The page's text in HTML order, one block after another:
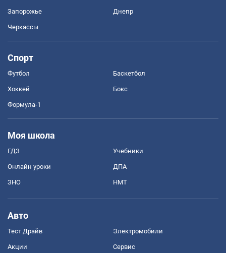
Запорожье Днепр
Черкассы
Спорт
Футбол Баскетбол
Хоккей Бокс
Формула-1
Моя школа
ГДЗ Учебники
Онлайн уроки ДПА
ЗНО НМТ
Авто
Тест Драйв Электромобили
Акции Сервис